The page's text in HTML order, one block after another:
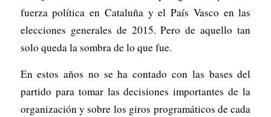
fuerza política en Cataluña y el País Vasco en las
elecciones generales de 2015. Pero de aquello tan
solo queda la sombra de lo que fue.
En estos años no se ha contado con las bases del
partido para tomar las decisiones importantes de la
organización y sobre los giros programáticos de cada